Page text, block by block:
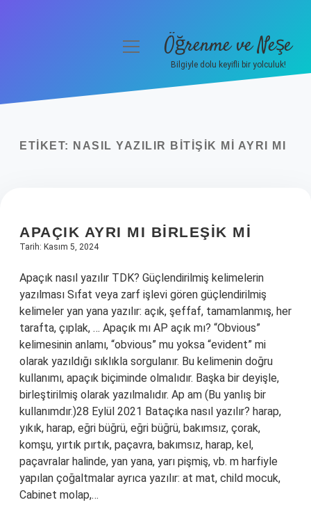
Yasal Uyarı
menüyüÖğrenme ve Neşe
Bilgiyle dolu keyifli bir yolculuk!
ETIKET: NASIL YAZILIR BITIŞIK MI AYRI MI
APAÇIK AYRI MI BIRLEŞIK MI
Tarih: Kasım 5, 2024
Apaçık nasıl yazılır TDK? Güçlendirilmiş kelimelerin
yazılması Sıfat veya zarf işlevi gören güçlendirilmiş
kelimeler yan yana yazılır: açık, şeffaf, tamamlanmış, her
tarafta, çıplak, … Apaçık mı AP açık mı? “Obvious”
kelimesinin anlamı, “obvious” mu yoksa “evident” mi
olarak yazıldığı sıklıkla sorgulanır. Bu kelimenin doğru
kullanımı, apaçık biçiminde olmalıdır. Başka bir deyişle,
birleştirilmiş olarak yazılmalıdır. Ap am (Bu yanlış bir
kullanımdır.)28 Eylül 2021 Bataçıka nasıl yazılır? harap,
yıkık, harap, eğri büğrü, eğri büğrü, bakımsız, çorak,
komşu, yırtık pırtık, paçavra, bakımsız, harap, kel,
paçavralar halinde, yan yana, yarı pişmiş, vb. m harfiyle
yapılan çoğaltmalar ayrıca yazılır: at mat, child mocuk,
Cabinet molap,…